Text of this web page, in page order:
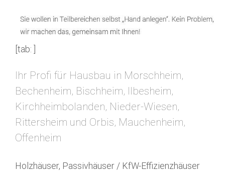
[tab: ]
Ihr Profi für Hausbau in Morschheim,
Bechenheim, Bischheim, Ilbesheim,
Kirchheimbolanden, Nieder-Wiesen,
Rittersheim und Orbis, Mauchenheim,
Offenheim
Holzhäuser, Passivhäuser / KfW-Effizienzhäuser